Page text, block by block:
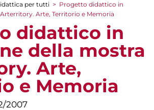
per tutti > Progetto didattico in
Arte, Territorio e Memoria
didattico in
della mostra
Arte,
e Memoria
2007